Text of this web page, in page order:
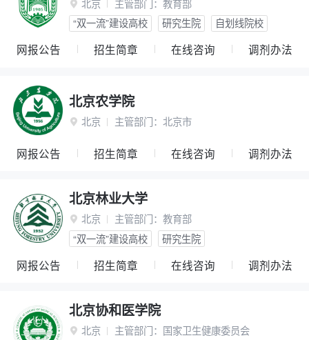
 北京 主管部门： 教育部
“双一流”建设高校
研究生院 自划线院校
网报公告 招生简章 在线咨询 调剂办法
北京农学院
 北京 主管部门： 北京市
网报公告 招生简章 在线咨询 调剂办法
北京林业大学
 北京 主管部门： 教育部
“双一流”建设高校
研究生院
网报公告 招生简章 在线咨询 调剂办法
北京协和医学院
 北京 主管部门： 国家卫生健康委员会